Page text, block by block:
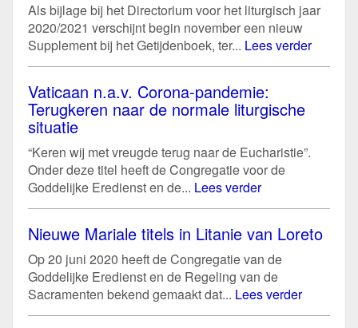
Als bijlage bij het Directorium voor het liturgisch jaar
2020/2021 verschijnt begin november een nieuw
Supplement bij het Getijdenboek, ter... Lees verder
Vaticaan n.a.v. Corona-pandemie:
Terugkeren naar de normale liturgische
situatie
“Keren wij met vreugde terug naar de Eucharistie”.
Onder deze titel heeft de Congregatie voor de
Goddelijke Eredienst en de... Lees verder
Nieuwe Mariale titels in Litanie van Loreto
Op 20 juni 2020 heeft de Congregatie van de
Goddelijke Eredienst en de Regeling van de
Sacramenten bekend gemaakt dat... Lees verder